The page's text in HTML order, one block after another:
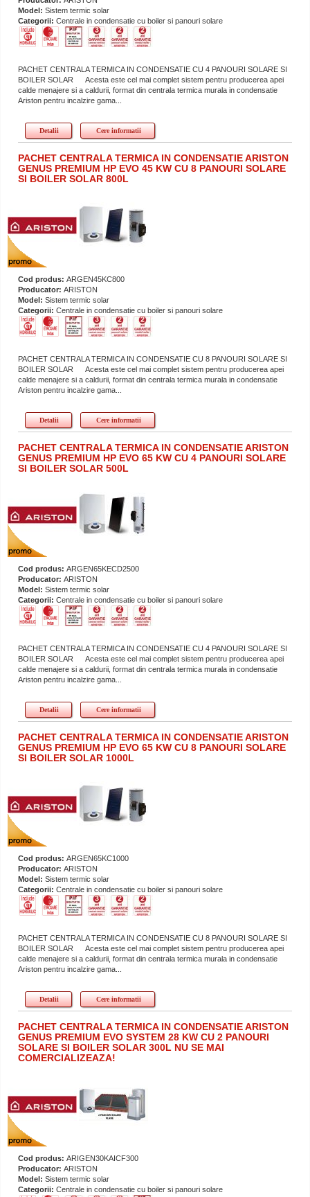
Model: Sistem termic solar
Categorii: Centrale in condensatie cu boiler si panouri solare
PACHET CENTRALA TERMICA IN CONDENSATIE CU 4 PANOURI SOLARE SI
BOILER SOLAR Acesta este cel mai complet sistem pentru producerea apei
calde menajere si a caldurii, format din centrala termica murala in condensatie
Ariston pentru incalzire gama...
Detalii Cere informatii
PACHET CENTRALA TERMICA IN CONDENSATIE ARISTON
GENUS PREMIUM HP EVO 45 KW CU 8 PANOURI SOLARE
SI BOILER SOLAR 800L
Cod produs: ARGEN45KC800
Producator: ARISTON
Model: Sistem termic solar
Categorii: Centrale in condensatie cu boiler si panouri solare
PACHET CENTRALA TERMICA IN CONDENSATIE CU 8 PANOURI SOLARE SI
BOILER SOLAR Acesta este cel mai complet sistem pentru producerea apei
calde menajere si a caldurii, format din centrala termica murala in condensatie
Ariston pentru incalzire gama...
Detalii Cere informatii
PACHET CENTRALA TERMICA IN CONDENSATIE ARISTON
GENUS PREMIUM HP EVO 65 KW CU 4 PANOURI SOLARE
SI BOILER SOLAR 500L
Cod produs: ARGEN65KECD2500
Producator: ARISTON
Model: Sistem termic solar
Categorii: Centrale in condensatie cu boiler si panouri solare
PACHET CENTRALA TERMICA IN CONDENSATIE CU 4 PANOURI SOLARE SI
BOILER SOLAR Acesta este cel mai complet sistem pentru producerea apei
calde menajere si a caldurii, format din centrala termica murala in condensatie
Ariston pentru incalzire gama...
Detalii Cere informatii
PACHET CENTRALA TERMICA IN CONDENSATIE ARISTON
GENUS PREMIUM HP EVO 65 KW CU 8 PANOURI SOLARE
SI BOILER SOLAR 1000L
Cod produs: ARGEN65KC1000
Producator: ARISTON
Model: Sistem termic solar
Categorii: Centrale in condensatie cu boiler si panouri solare
PACHET CENTRALA TERMICA IN CONDENSATIE CU 8 PANOURI SOLARE SI
BOILER SOLAR Acesta este cel mai complet sistem pentru producerea apei
calde menajere si a caldurii, format din centrala termica murala in condensatie
Ariston pentru incalzire gama...
Detalii Cere informatii
PACHET CENTRALA TERMICA IN CONDENSATIE ARISTON
GENUS PREMIUM EVO SYSTEM 28 KW CU 2 PANOURI
SOLARE SI BOILER SOLAR 300L NU SE MAI
COMERCIALIZEAZA!
Cod produs: ARIGEN30KAICF300
Producator: ARISTON
Model: Sistem termic solar
Categorii: Centrale in condensatie cu boiler si panouri solare